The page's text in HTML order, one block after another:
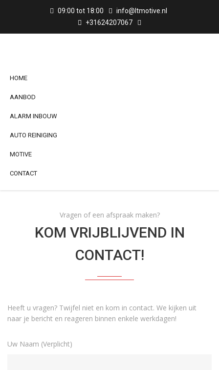
09:00 tot 18:00
info@ltmotive.nl
+31624207067
HOME
AANBOD
ALARM INBOUW
AUTO REINIGING
MOTIVE
CONTACT
Vragen of een afspraak maken?
KOM VRIJBLIJVEND IN
CONTACT!
Heeft u vragen? Twijfel niet en kom in contact. We kijken uit
naar je bericht en reageren binnen enkele werkdagen!
Uw Naam (Verplicht)